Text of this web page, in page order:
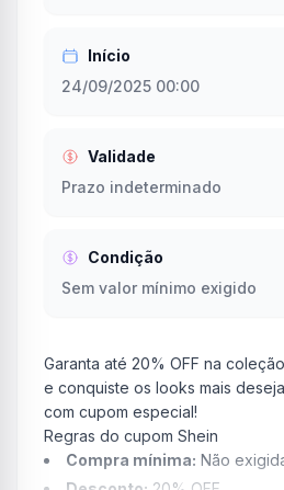
Início
24/09/2025 00:00
Validade
Prazo indeterminado
Condição
Sem valor mínimo exigido
Garanta até 20% OFF na
e conquiste os looks mais
com cupom especial!
Regras do cupom Shein
Compra mínima: Não